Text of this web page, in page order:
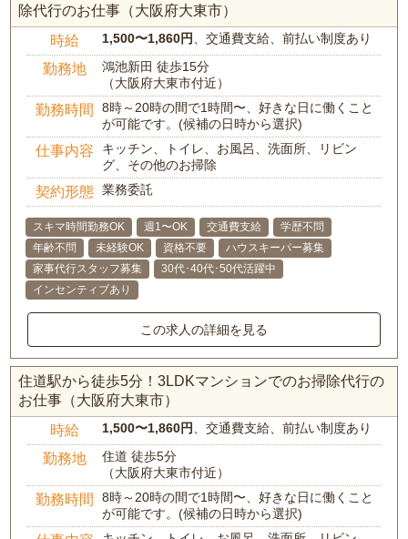
除代行のお仕事（大阪府大東市）
時給 1,500〜1,860円 、交通費支給、前払い制度あり
勤務地
鴻池新田 徒歩15分
（大阪府大東市付近）
勤務時間
8時～20時の間で1時間〜、好きな日に働くこと
が可能です。(候補の日時から選択)
仕事内容
キッチン、トイレ、お風呂、洗面所、リビン
グ、その他のお掃除
契約形態 業務委託
スキマ時間勤務OK 週1〜OK 交通費支給
学歴不問
年齢不問
未経験OK 資格不要
ハウスキーパー募集
家事代行スタッフ募集
30代･40代･50代活躍中
インセンティブあり
この求人の詳細を見る
住道駅から徒歩5分！3LDKマンションでのお掃除代行の
お仕事（大阪府大東市）
時給 1,500〜1,860円 、交通費支給、前払い制度あり
勤務地
住道 徒歩5分
（大阪府大東市付近）
勤務時間
8時～20時の間で1時間〜、好きな日に働くこと
が可能です。(候補の日時から選択)